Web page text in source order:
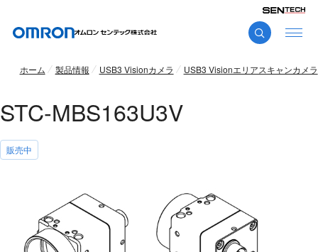
ホーム 製品情報 USB3 Visionカメラ USB3 Visionエリアスキャンカメラ
STC-MBS163U3V
販売中